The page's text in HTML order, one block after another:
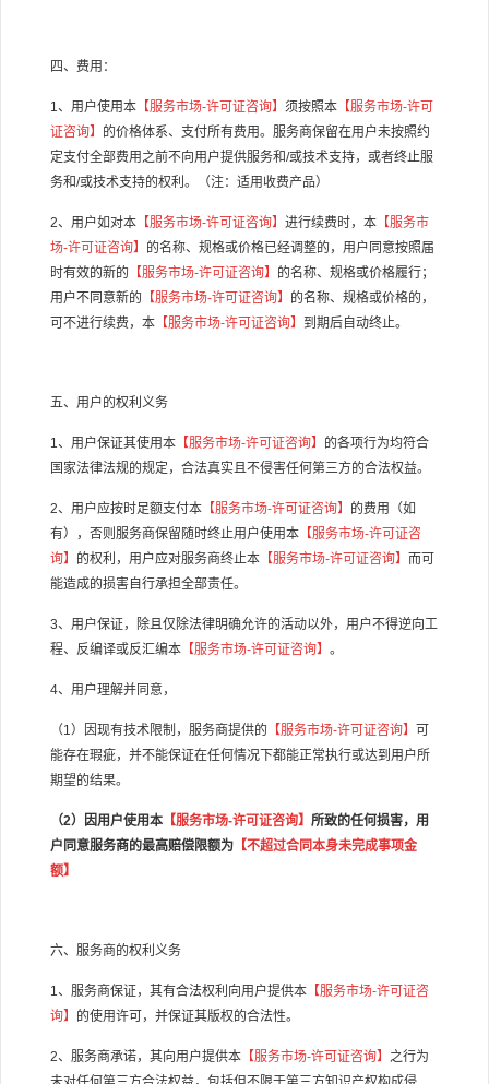
四、费用：
1、用户使用本 【服务市场-许可证咨询】 须按照本 【服务市场-许可
证咨询】 的价格体系、支付所有费用。服务商保留在用户未按照约
定支付全部费用之前不向用户提供服务和/或技术支持，或者终止服
务和/或技术支持的权利。（注：适用收费产品）
2、用户如对本 【服务市场-许可证咨询】 进行续费时，本 【服务市
场-许可证咨询】 的名称、规格或价格已经调整的，用户同意按照届
时有效的新的 【服务市场-许可证咨询】 的名称、规格或价格履行；
用户不同意新的 【服务市场-许可证咨询】 的名称、规格或价格的，
可不进行续费，本 【服务市场-许可证咨询】 到期后自动终止。
五、用户的权利义务
1、用户保证其使用本 【服务市场-许可证咨询】 的各项行为均符合
国家法律法规的规定，合法真实且不侵害任何第三方的合法权益。
2、用户应按时足额支付本 【服务市场-许可证咨询】 的费用（如
有），否则服务商保留随时终止用户使用本 【服务市场-许可证咨
询】 的权利，用户应对服务商终止本 【服务市场-许可证咨询】 而可
能造成的损害自行承担全部责任。
3、用户保证，除且仅除法律明确允许的活动以外，用户不得逆向工
程、反编译或反汇编本 【服务市场-许可证咨询】 。
4、用户理解并同意，
（1）因现有技术限制，服务商提供的 【服务市场-许可证咨询】
可
能存在瑕疵，并不能保证在任何情况下都能正常执行或达到用户所
期望的结果。
（2）因用户使用本 【服务市场-许可证咨询】 所致的任何损害，用
户同意服务商的最高赔偿限额为 【不超过合同本身未完成事项金
额】
六、服务商的权利义务
1、服务商保证，其有合法权利向用户提供本 【服务市场-许可证咨
询】 的使用许可，并保证其版权的合法性。
2、服务商承诺，其向用户提供本 【服务市场-许可证咨询】 之行为